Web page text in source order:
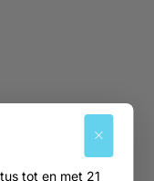
tot en met 21